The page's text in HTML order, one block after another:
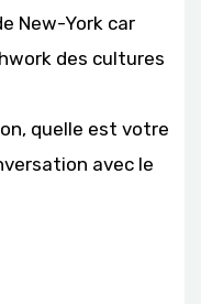
New-York car
des cultures
quelle est votre
avec le